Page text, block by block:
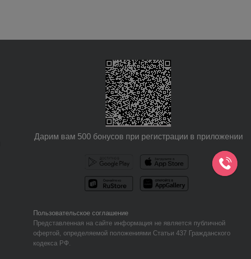
Дарим вам 500 бонусов при регистрации в приложении
Пользовательское соглашение
Представленная на сайте информация не является публичной
офертой, определяемой положениями Статьи 437 Гражданского
кодекса РФ.